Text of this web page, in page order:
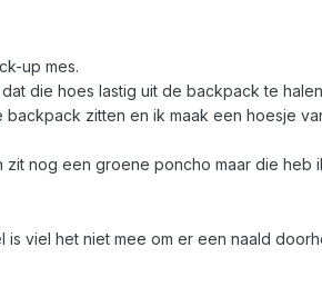
up mes.
die hoes lastig uit de backpack te
zitten en ik maak een hoesje
zit nog een groene poncho maar die heb
viel het niet mee om er een naald